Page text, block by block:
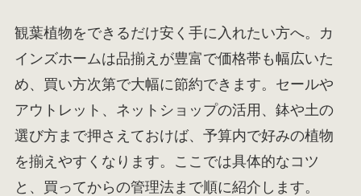
観葉植物をできるだけ安く手に入れたい方へ。カ
インズホームは品揃えが豊富で価格帯も幅広いた
め、買い方次第で大幅に節約できます。セールや
アウトレット、ネットショップの活用、鉢や土の
選び方まで押さえておけば、予算内で好みの植物
を揃えやすくなります。ここでは具体的なコツ
と、買ってからの管理法まで順に紹介します。